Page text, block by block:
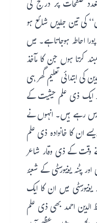
صفحات پر درج کی
کی تین جلدیں شائع ہو
احاطہ ہوجاتا ہے۔ میں
کرتا ہوں جن کا مآخذ
ابتدائی تعلیم گھر ہی
ایک ذی علم حیثیت کے
رہے ہیں۔ انہوں نے
ان کا خانوادہ ذی علم
وقت کے ذی وقار شاعر
پٹنہ یونیورسٹی کے شعبۂ
میں ان کا ایک
احمد بھی ذی علم